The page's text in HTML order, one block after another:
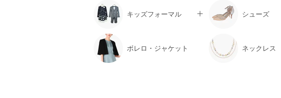
キッズフォーマル シューズ
ボレロ・ジャケット ネックレス